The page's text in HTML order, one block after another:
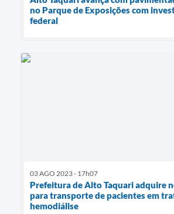
no Parque de Exposições com
federal
03 AGO 2023 - 17h07
Prefeitura de Alto Taquari adquire
para transporte de pacientes em
hemodiálise